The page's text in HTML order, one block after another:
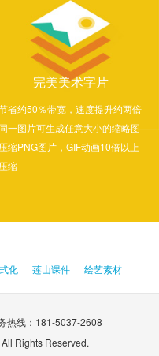
完美美术字片
省约50％带宽，速度提升约两倍
同一图片可生成任意大小的缩略图
压缩PNG图片，GIF动画10倍以上
压缩
化 莲山课件 绘艺素材
热线：181-5037-2608
Rights Reserved.